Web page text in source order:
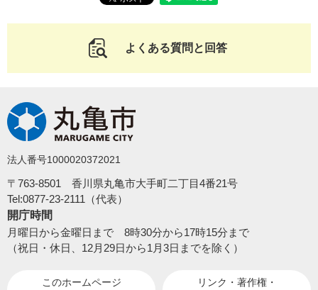
よくある質問と回答
法人番号1000020372021
〒763-8501 香川県丸亀市大手町二丁目4番21号
Tel:0877-23-2111（代表）
開庁時間
月曜日から金曜日まで 8時30分から17時15分まで
（祝日・休日、12月29日から1月3日までを除く）
このホームページ
リンク・著作権・